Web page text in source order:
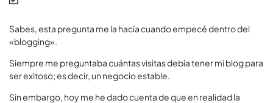
Sabes, esta pregunta me la hacía cuando empecé dentro del
«blogging».
Siempre me preguntaba cuántas visitas debía tener mi blog para
ser exitoso; es decir, un negocio estable.
Sin embargo, hoy me he dado cuenta de que en realidad la